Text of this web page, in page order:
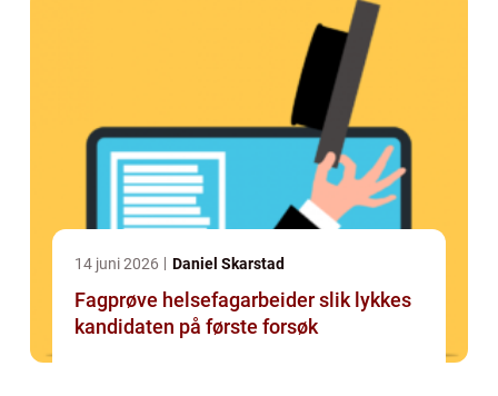
14 juni 2026 Daniel Skarstad
Fagprøve helsefagarbeider slik lykkes
kandidaten på første forsøk